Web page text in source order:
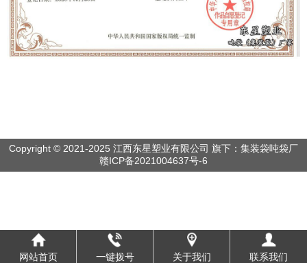
Copyright © 2021-2025 江西东星塑业有限公司 旗下：集装袋吨袋厂
赣ICP备2021004637号-6
网站首页 一键拨号 关于我们 联系我们